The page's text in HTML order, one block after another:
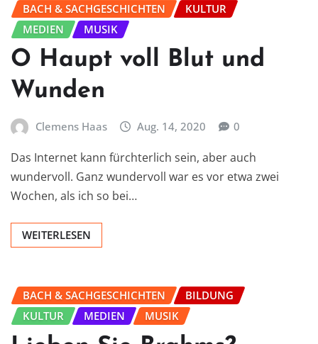
BACH & SACHGESCHICHTEN
KULTUR
MEDIEN
MUSIK
O Haupt voll Blut und
Wunden
Clemens Haas Aug. 14, 2020 0
Das Internet kann fürchterlich sein, aber auch
wundervoll. Ganz wundervoll war es vor etwa zwei
Wochen, als ich so bei…
WEITERLESEN
BACH & SACHGESCHICHTEN
BILDUNG
KULTUR
MEDIEN MUSIK